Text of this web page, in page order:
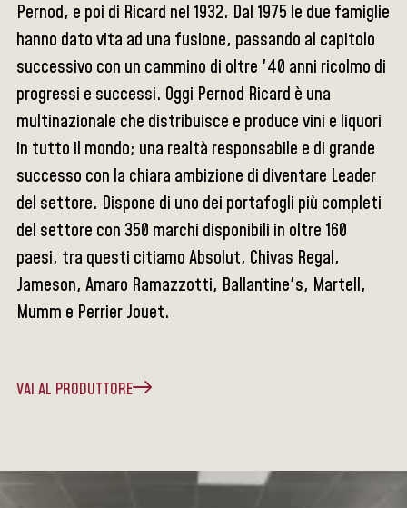
Pernod, e poi di Ricard nel 1932. Dal 1975 le due famiglie
hanno dato vita ad una fusione, passando al capitolo
successivo con un cammino di oltre '40 anni ricolmo di
progressi e successi. Oggi Pernod Ricard è una
multinazionale che distribuisce e produce vini e liquori
in tutto il mondo; una realtà responsabile e di grande
successo con la chiara ambizione di diventare Leader
del settore. Dispone di uno dei portafogli più completi
del settore con 350 marchi disponibili in oltre 160
paesi, tra questi citiamo Absolut, Chivas Regal,
Jameson, Amaro Ramazzotti, Ballantine's, Martell,
Mumm e Perrier Jouet.
VAI AL PRODUTTORE